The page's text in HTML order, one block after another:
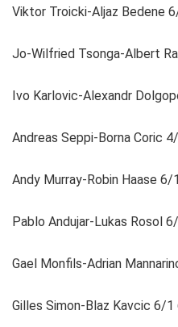
Viktor Troicki-Aljaz Bedene
Jo-Wilfried Tsonga-Albert
Ivo Karlovic-Alexandr
Andreas Seppi-Borna Coric
Andy Murray-Robin Haase
Pablo Andujar-Lukas Rosol
Gael Monfils-Adrian
Gilles Simon-Blaz Kavcic 6/